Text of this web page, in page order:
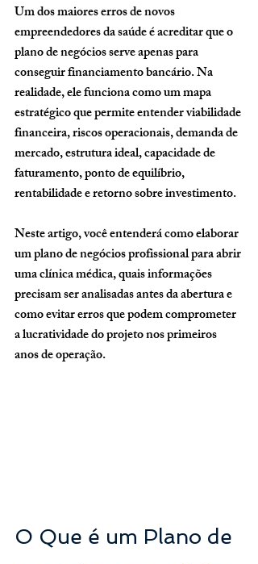
Um dos maiores erros de novos
empreendedores da saúde é acreditar que o
plano de negócios serve apenas para
conseguir financiamento bancário. Na
realidade, ele funciona como um mapa
estratégico que permite entender viabilidade
financeira, riscos operacionais, demanda de
mercado, estrutura ideal, capacidade de
faturamento, ponto de equilíbrio,
rentabilidade e retorno sobre investimento.
Neste artigo, você entenderá como elaborar
um plano de negócios profissional para abrir
uma clínica médica, quais informações
precisam ser analisadas antes da abertura e
como evitar erros que podem comprometer
a lucratividade do projeto nos primeiros
anos de operação.
O Que é um Plano de